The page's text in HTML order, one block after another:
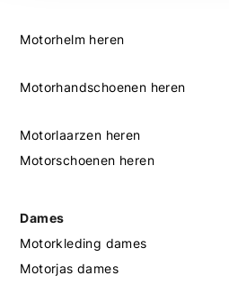
Motorhelm heren
Motorhandschoenen heren
Motorlaarzen heren
Motorschoenen heren
Dames
Motorkleding dames
Motorjas dames